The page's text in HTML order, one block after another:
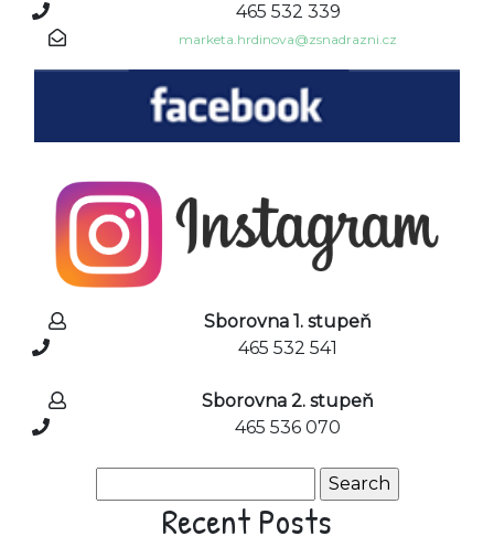
465 532 339
marketa.hrdinova@zsnadrazni.cz
Sborovna 1. stupeň
465 532 541
Sborovna 2. stupeň
465 536 070
for:
Recent Posts